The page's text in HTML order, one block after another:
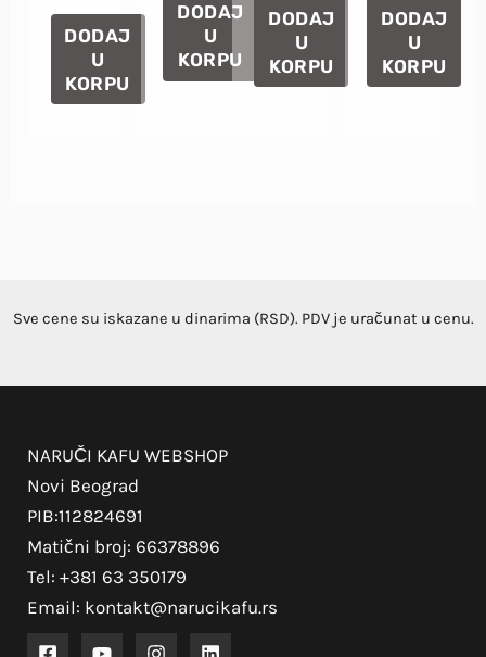
DODAJ
U
KORPU
DODAJ
U
KORPU
DODAJ
U
KORPU
DODAJ
U
KORPU
Sve cene su iskazane u dinarima (RSD). PDV je uračunat u cenu.
NARUČI KAFU WEBSHOP
Novi Beograd
PIB:112824691
Matični broj: 66378896
Tel: +381 63 350179
Email: kontakt@narucikafu.rs